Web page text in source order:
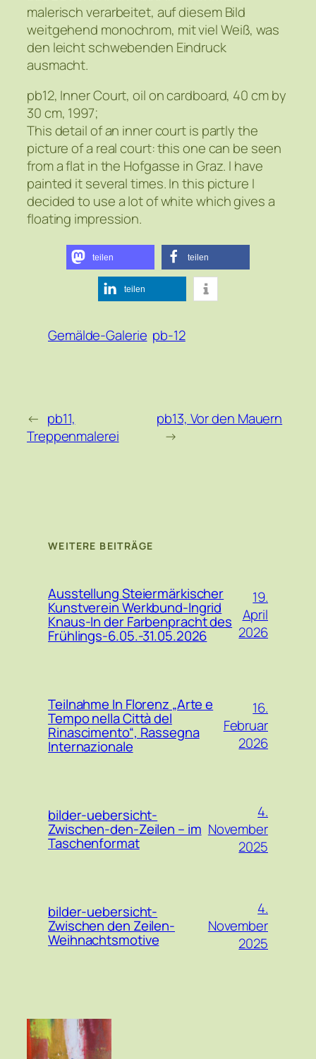
malerisch verarbeitet, auf diesem Bild
weitgehend monochrom, mit viel Weiß, was
den leicht schwebenden Eindruck
ausmacht.
pb12, Inner Court, oil on cardboard, 40 cm by
30 cm, 1997;
This detail of an inner court is partly the
picture of a real court: this one can be seen
from a flat in the Hofgasse in Graz. I have
painted it several times. In this picture I
decided to use a lot of white which gives a
floating impression.
teilen teilen
teilen
Gemälde-Galerie pb-12
← pb11,
Treppenmalerei
pb13, Vor den Mauern
→
WEITERE BEITRÄGE
Ausstellung Steiermärkischer
Kunstverein Werkbund-Ingrid
Knaus-In der Farbenpracht des
Frühlings-6.05.-31.05.2026
19.
April
2026
Teilnahme In Florenz „Arte e
Tempo nella Città del
Rinascimento“, Rassegna
Internazionale
16.
Februar
2026
bilder-uebersicht-
Zwischen-den-Zeilen – im
Taschenformat
4.
November
2025
bilder-uebersicht-
Zwischen den Zeilen-
Weihnachtsmotive
4.
November
2025